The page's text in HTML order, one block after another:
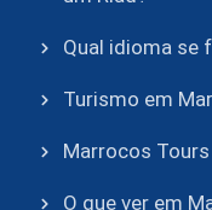
Qual idioma se
Turismo em
Marrocos Tours
O que ver em